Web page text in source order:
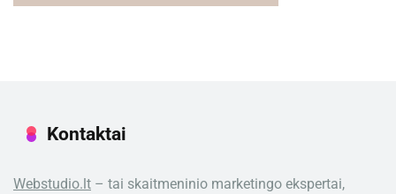
Kontaktai
Webstudio.lt – tai skaitmeninio marketingo ekspertai,